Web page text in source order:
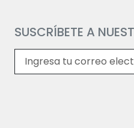
SUSCRÍBETE A